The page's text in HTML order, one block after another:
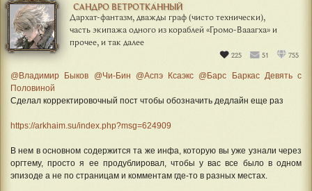
САНДРО ВЕТРОТКАННЫЙ
Дархат-фантазм, дважды граф (чисто технически),
часть экипажа одного из кораблей «Громо-Вааагха» и
прочее, и так далее
225 51 755
@Владимир Быков @Чи-Бин @Аспэ Ксаэкс @Барс Баркас Девять с
Половиной
Сделал корректировочный пост чтобы обозначить дедлайн еще раз
https://arkhaim.su/index.php?msg=624909
В нем в основном содержится та же инфа, которую вы уже узнали через
оргтему, просто я ее продублировал, чтобы у вас все было в одном
эпизоде а не по страницам и комментам где-то в разных местах.